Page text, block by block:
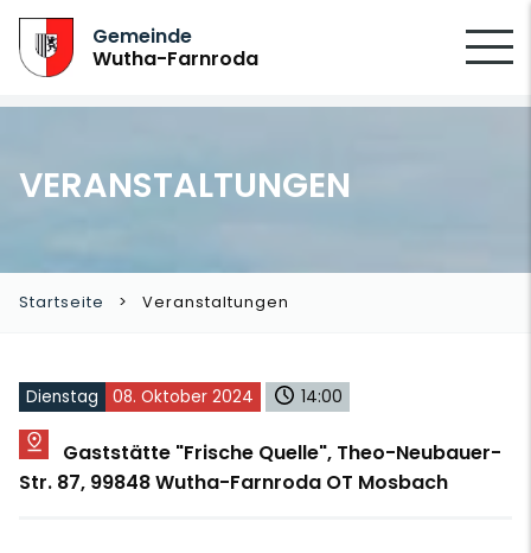
Gemeinde
Wutha-Farnroda
VERANSTALTUNGEN
Startseite Veranstaltungen
Dienstag 08. Oktober 2024 14:00
Gaststätte "Frische Quelle", Theo-Neubauer-
Str. 87, 99848 Wutha-Farnroda OT Mosbach